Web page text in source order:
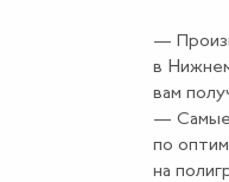
—
в
вам
— Самые
по
на